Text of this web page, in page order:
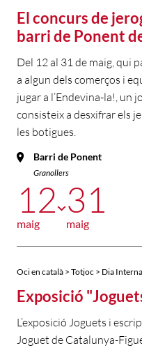
El concurs de
barri de Ponent
Del 12 al 31 de maig, qui
a algun dels comerços i
jugar a l’Endevina-la!, un
consisteix a desxifrar els
les botigues.
Barri de Ponent
Granollers
12
maig
31
maig
Oci en català > Totjoc > Dia
Exposició
L’exposició Joguets i
Joguet de Catalunya-